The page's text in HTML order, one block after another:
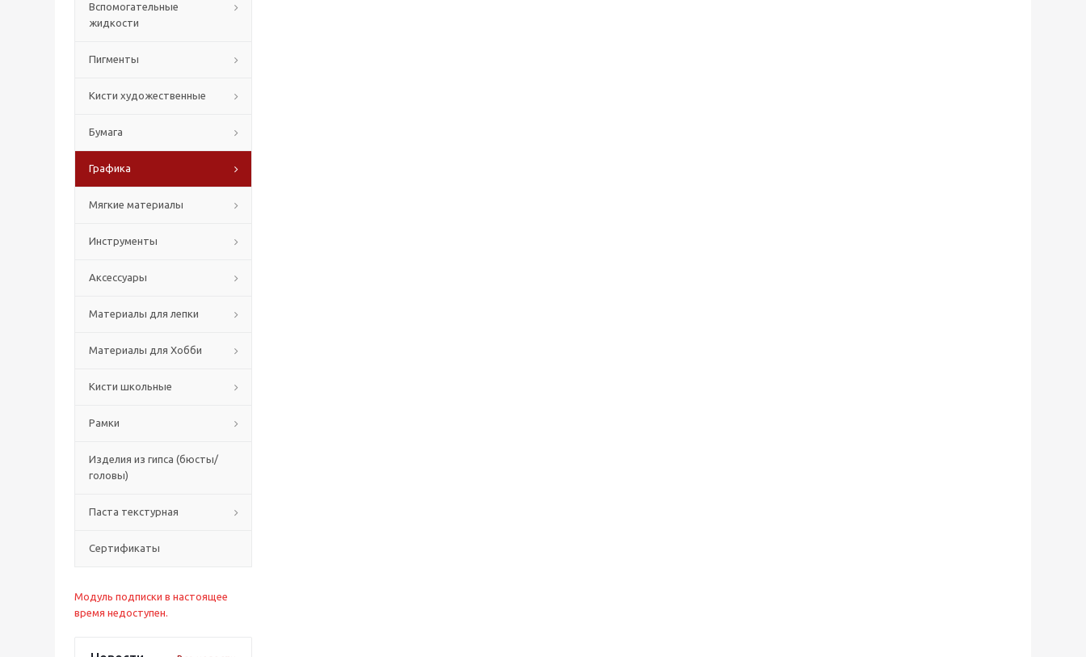
Вспомогательные
жидкости
Пигменты
Кисти художественные
Бумага
Графика
Мягкие материалы
Инструменты
Аксессуары
Материалы для лепки
Материалы для Хобби
Кисти школьные
Рамки
Изделия из гипса (бюсты/
головы)
Паста текстурная
Сертификаты
Модуль подписки в настоящее
время недоступен.